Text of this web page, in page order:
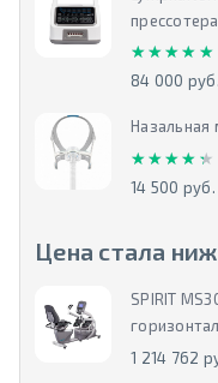
★★★★★
★★★★★
84 000 руб.
Назальная
★★★★★
★★★★★
14 500 руб.
Цена стала
SPIRIT
1 214 762